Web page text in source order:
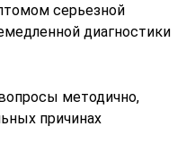
серьезной
диагностики
методично,
причинах